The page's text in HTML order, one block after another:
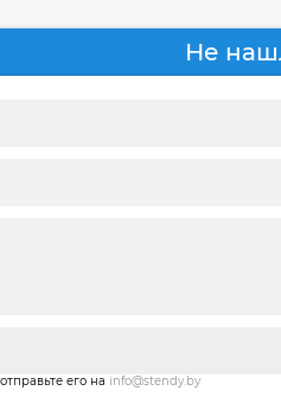
Не
его на info@stendy.by